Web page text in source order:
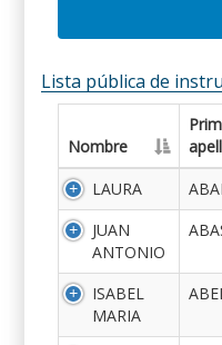
Lista pública de
Nombre
LAURA
JUAN
ANTONIO
ISABEL
MARIA